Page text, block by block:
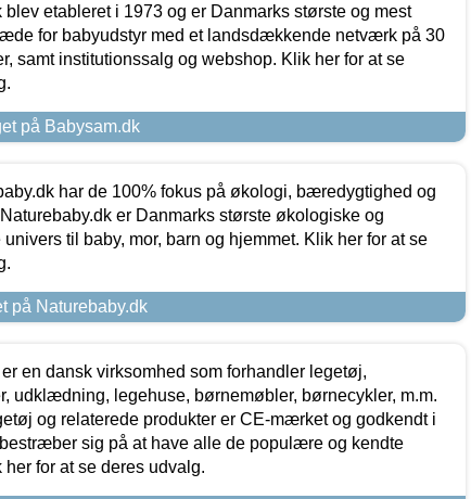
blev etableret i 1973 og er Danmarks største og mest
for babyudstyr med et landsdækkende netværk på 30
samt institutionssalg og webshop. Klik her for at se
på Babysam.dk
har de 100% fokus på økologi, bæredygtighed og
er Danmarks største økologiske og
til baby, mor, barn og hjemmet. Klik her for at se
på Naturebaby.dk
en dansk virksomhed som forhandler legetøj,
udklædning, legehuse, børnemøbler, børnecykler, m.m.
og relaterede produkter er CE-mærket og godkendt i
sig på at have alle de populære og kendte
for at se deres udvalg.